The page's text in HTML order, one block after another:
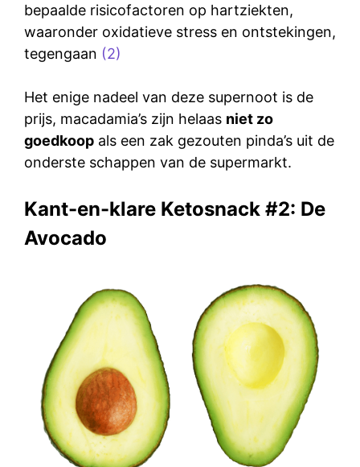
bepaalde risicofactoren op hartziekten,
waaronder oxidatieve stress en ontstekingen,
tegengaan (2)
Het enige nadeel van deze supernoot is de
prijs, macadamia’s zijn helaas niet zo
goedkoop als een zak gezouten pinda’s uit de
onderste schappen van de supermarkt.
Kant-en-klare Ketosnack #2: De
Avocado